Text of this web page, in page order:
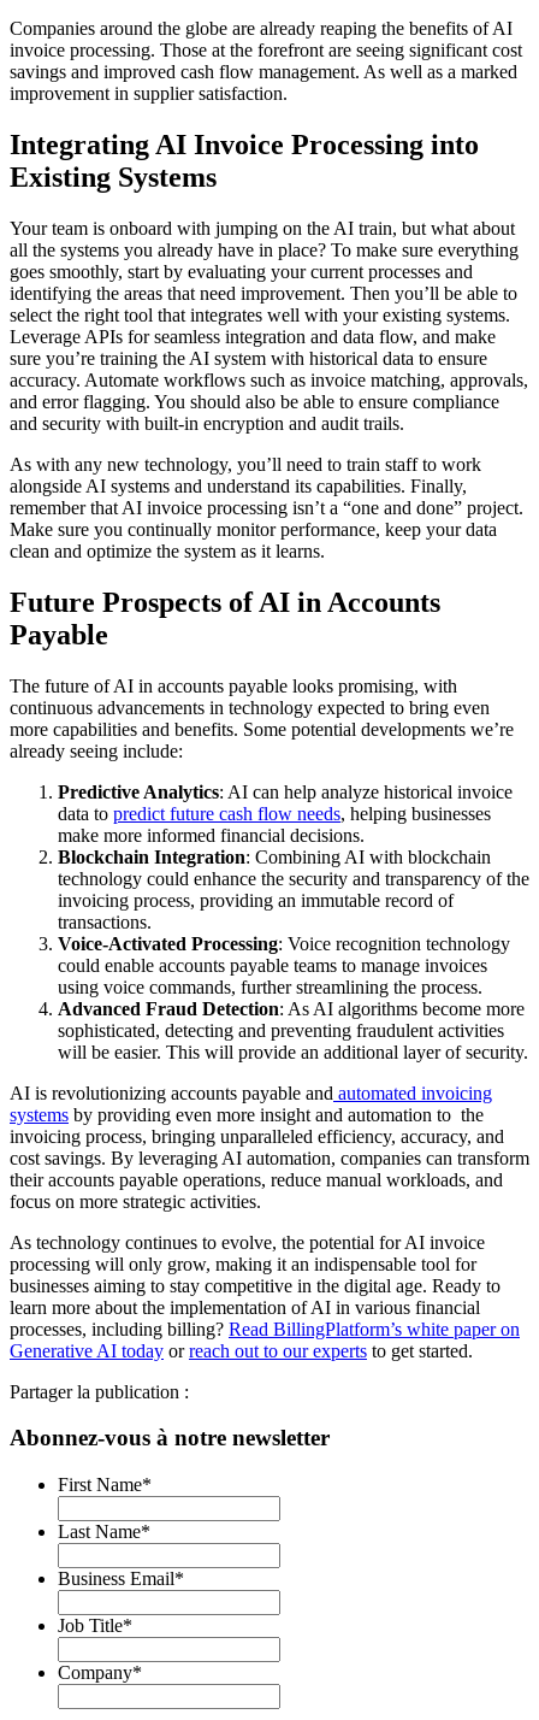
Companies around the globe are already reaping the benefits of AI
invoice processing. Those at the forefront are seeing significant cost
savings and improved cash flow management. As well as a marked
improvement in supplier satisfaction.
Integrating AI Invoice Processing into
Existing Systems
Your team is onboard with jumping on the AI train, but what about
all the systems you already have in place? To make sure everything
goes smoothly, start by evaluating your current processes and
identifying the areas that need improvement. Then you’ll be able to
select the right tool that integrates well with your existing systems.
Leverage APIs for seamless integration and data flow, and make
sure you’re training the AI system with historical data to ensure
accuracy. Automate workflows such as invoice matching, approvals,
and error flagging. You should also be able to ensure compliance
and security with built-in encryption and audit trails.
As with any new technology, you’ll need to train staff to work
alongside AI systems and understand its capabilities. Finally,
remember that AI invoice processing isn’t a “one and done” project.
Make sure you continually monitor performance, keep your data
clean and optimize the system as it learns.
Future Prospects of AI in Accounts
Payable
The future of AI in accounts payable looks promising, with
continuous advancements in technology expected to bring even
more capabilities and benefits. Some potential developments we’re
already seeing include:
Predictive Analytics: AI can help analyze historical invoice
data to predict future cash flow needs, helping businesses
make more informed financial decisions.
Blockchain Integration: Combining AI with blockchain
technology could enhance the security and transparency of the
invoicing process, providing an immutable record of
transactions.
Voice-Activated Processing: Voice recognition technology
could enable accounts payable teams to manage invoices
using voice commands, further streamlining the process.
Advanced Fraud Detection: As AI algorithms become more
sophisticated, detecting and preventing fraudulent activities
will be easier. This will provide an additional layer of security.
AI is revolutionizing accounts payable and automated invoicing
systems by providing even more insight and automation to the
invoicing process, bringing unparalleled efficiency, accuracy, and
cost savings. By leveraging AI automation, companies can transform
their accounts payable operations, reduce manual workloads, and
focus on more strategic activities.
As technology continues to evolve, the potential for AI invoice
processing will only grow, making it an indispensable tool for
businesses aiming to stay competitive in the digital age. Ready to
learn more about the implementation of AI in various financial
processes, including billing? Read BillingPlatform’s white paper on
Generative AI today orreach out to our experts to get started.
Partager la publication :
Abonnez-vous à notre newsletter
First Name*
Last Name*
Business Email*
Job Title*
Company*